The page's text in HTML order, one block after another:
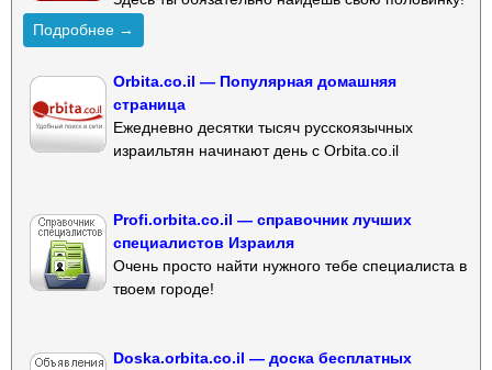
Подробнее →
Orbita.co.il — Популярная домашняя
страница
Ежедневно десятки тысяч русскоязычных
израильтян начинают день с Orbita.co.il
Profi.orbita.co.il — справочник лучших
специалистов Израиля
Очень просто найти нужного тебе специалиста в
твоем городе!
Doska.orbita.co.il — доска бесплатных